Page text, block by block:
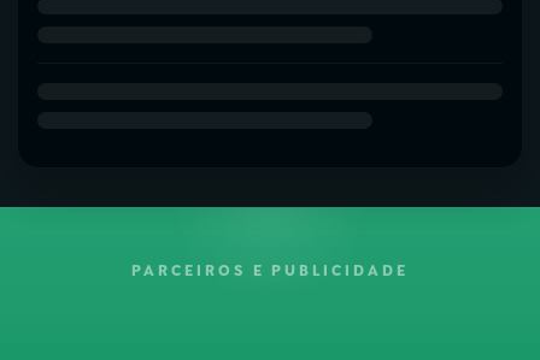
PARCEIROS E PUBLICIDADE